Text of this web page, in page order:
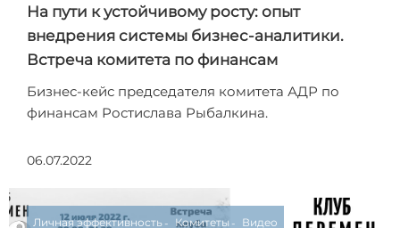
На пути к устойчивому росту: опыт
внедрения системы бизнес-аналитики.
Встреча комитета по финансам
Бизнес-кейс председателя комитета АДР по
финансам Ростислава Рыбалкина.
06.07.2022
Личная эффективность Комитеты Видео